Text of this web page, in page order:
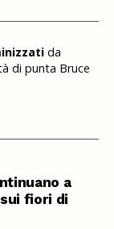
da
di punta Bruce
a
fiori di